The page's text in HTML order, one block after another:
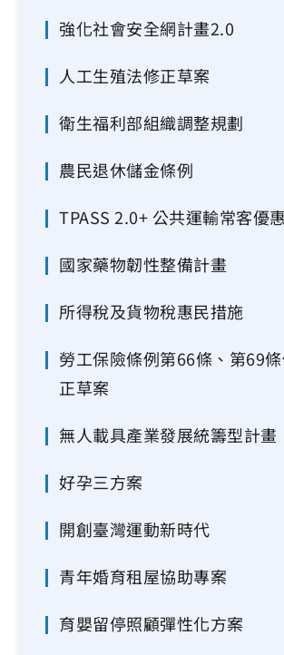
強化社會安全網計畫2.0
人工生殖法修正草案
衛生福利部組織調整規劃
農民退休儲金條例
TPASS 2.0+ 公共運輸常客優惠
國家藥物韌性整備計畫
所得稅及貨物稅惠民措施
勞工保險條例第66條、第69
正草案
無人載具產業發展統籌型計畫
好孕三方案
開創臺灣運動新時代
青年婚育租屋協助專案
育嬰留停照顧彈性化方案